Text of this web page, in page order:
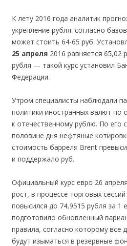
К лету 2016 года аналитик
укрепление рубля: согласно
может стоить 64-65 руб.
25 апреля 2016 равняется
рубля — такой курс установил
Федерации.
Утром специалисты наблюдали
политики иностранных валют по
к отечественному рублю. По его
половине дня нефтяные
стоимость барреля Brent
и поддержало руб.
Официальный курс евро 26
рост, в процессе торговых
повысился до 74,9515 рубля за 1
подготовило обновленный
правила, согласно которому все
будут изыматься в резервные